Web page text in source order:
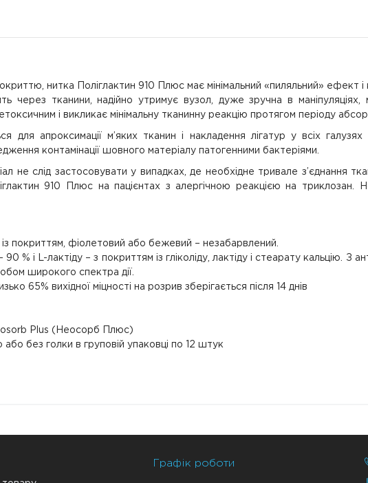
нитка Поліглактин 910 Плюс має мінімальний «пиляльний» ефект
через тканини, надійно утримує вузол, дуже зручна в маніпуляціях,
і викликає мінімальну тканинну реакцію протягом періоду
для апроксимації м’яких тканин і накладення лігатур у всіх галузях
контамінації шовного матеріалу патогенними бактеріями.
не слід застосовувати у випадках, де необхідне тривале з’єднання
910 Плюс на пацієнтах з алергічною реакцією на триклозан.
покриттям, фіолетовий або бежевий – незабарвлений.
% і L-лактіду – з покриттям із гліколіду, лактіду і стеарату кальцію. З
широкого спектра дії.
65% вихідної міцності на розрив зберігається після 14 днів
Plus (Неосорб Плюс)
без голки в груповій упаковці по 12 штук
Графік роботи